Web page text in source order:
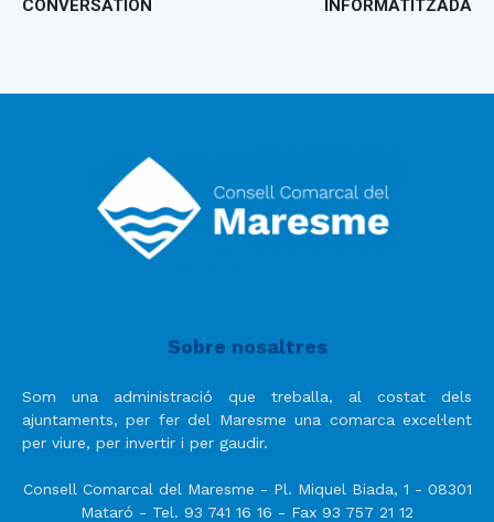
CONVERSATION
INFORMATITZADA
Sobre nosaltres
Som una administració que treballa, al costat dels
ajuntaments, per fer del Maresme una comarca excel·lent
per viure, per invertir i per gaudir.
Consell Comarcal del Maresme - Pl. Miquel Biada, 1 - 08301
Mataró - Tel. 93 741 16 16 - Fax 93 757 21 12